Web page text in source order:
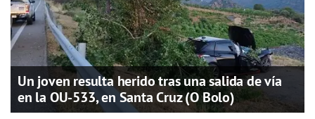
Un joven resulta herido tras una salida de vía
en la OU-533, en Santa Cruz (O Bolo)